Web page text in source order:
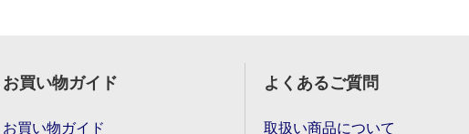
お買い物ガイド
お買い物ガイド
よくあるご質問
取扱い商品について